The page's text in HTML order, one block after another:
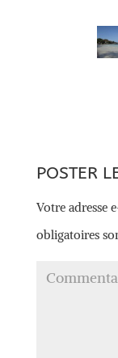
POSTER
Votre adresse
obligatoires